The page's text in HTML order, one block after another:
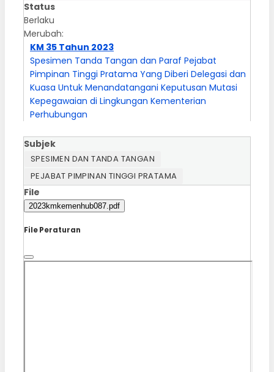
Status
Berlaku
Merubah:
KM 35 Tahun 2023
Spesimen Tanda Tangan dan Paraf Pejabat
Pimpinan Tinggi Pratama Yang Diberi Delegasi dan
Kuasa Untuk Menandatangani Keputusan Mutasi
Kepegawaian di Lingkungan Kementerian
Perhubungan
Subjek
SPESIMEN DAN TANDA TANGAN
PEJABAT PIMPINAN TINGGI PRATAMA
File
2023kmkemenhub087.pdf
File Peraturan